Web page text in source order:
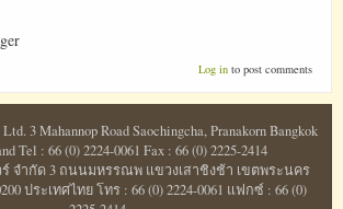
Log into post comments
3 Mahannop Road Saochingcha, Pranakorn Bangkok
Tel : 66 (0) 2224-0061 Fax : 66 (0) 2225-2414
จำกัด 3 ถนนมหรรณพ แขวงเสาชิงช้า เขตพระนคร
ประเทศไทย โทร : 66 (0) 2224-0061 แฟกซ์ : 66 (0)